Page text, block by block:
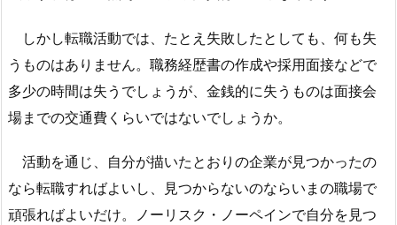
しかし転職活動では、たとえ失敗したとしても、何も失
うものはありません。職務経歴書の作成や採用面接などで
多少の時間は失うでしょうが、金銭的に失うものは面接会
場までの交通費くらいではないでしょうか。
活動を通じ、自分が描いたとおりの企業が見つかったの
なら転職すればよいし、見つからないのならいまの職場で
頑張ればよいだけ。ノーリスク・ノーペインで自分を見つ